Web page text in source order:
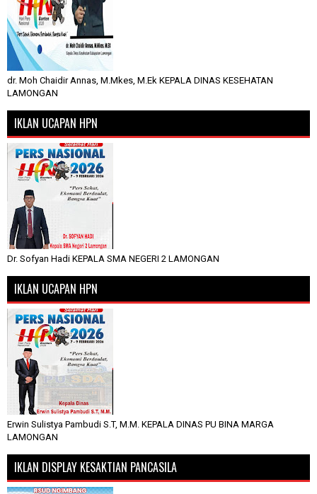
dr. Moh Chaidir Annas, M.Mkes, M.Ek KEPALA DINAS KESEHATAN
LAMONGAN
IKLAN UCAPAN HPN
Dr. Sofyan Hadi KEPALA SMA NEGERI 2 LAMONGAN
IKLAN UCAPAN HPN
Erwin Sulistya Pambudi S.T, M.M. KEPALA DINAS PU BINA MARGA
LAMONGAN
IKLAN DISPLAY KESAKTIAN PANCASILA